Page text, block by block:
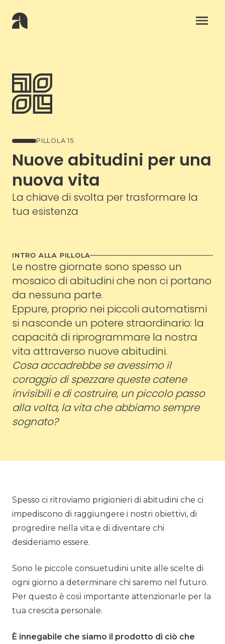
PILLOLA 15
Nuove abitudini per una
nuova vita
La chiave di svolta per trasformare la
tua esistenza
INTRO ALLA PILLOLA
Le nostre giornate sono spesso un
mosaico di abitudini che non ci portano
da nessuna parte.
Eppure, proprio nei piccoli automatismi
si nasconde un potere straordinario: la
capacità di riprogrammare la nostra
vita attraverso nuove abitudini.
Cosa accadrebbe se avessimo il
coraggio di spezzare queste catene
invisibili e di costruire, un piccolo passo
alla volta, la vita che abbiamo sempre
sognato?
Spesso ci ritroviamo prigionieri di abitudini che ci
impediscono di raggiungere i nostri obiettivi, di
progredire nella vita e di diventare chi
desideriamo essere.
Sono le piccole consuetudini unite alle scelte di
ogni giorno a determinare chi saremo nel futuro.
Per questo è così importante attenzionarle per la
tua crescita personale.
È innegabile che siamo il prodotto di ciò che